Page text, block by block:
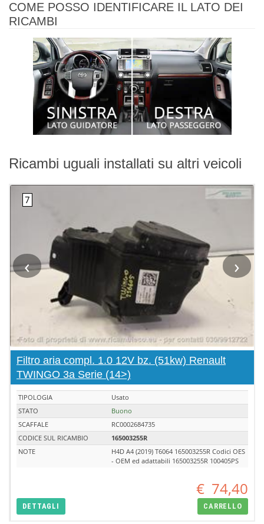
COME POSSO IDENTIFICARE IL LATO DEI
RICAMBI
Ricambi uguali installati su altri veicoli
‹ ›
Filtro aria compl. 1.0 12V bz. (51kw) Renault
TWINGO 3a Serie (14>)
TIPOLOGIA
Usato
STATO
Buono
SCAFFALE
RC0002684735
CODICE SUL RICAMBIO
165003255R
NOTE
H4D A4 (2019) T6064 165003255R Codici OES
- OEM ed adattabili 165003255R 100405PS
€ 74,40
DETTAGLI CARRELLO